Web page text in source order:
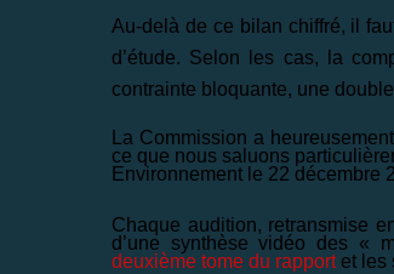
Au-delà de ce bilan chiffré, il
d’étude. Selon les cas, la
contrainte bloquante, une
La Commission a
ce que nous saluons
Environnement le 22 décembre
Chaque audition, retransmise
d’une synthèse vidéo des «
deuxième tome du rapport et les